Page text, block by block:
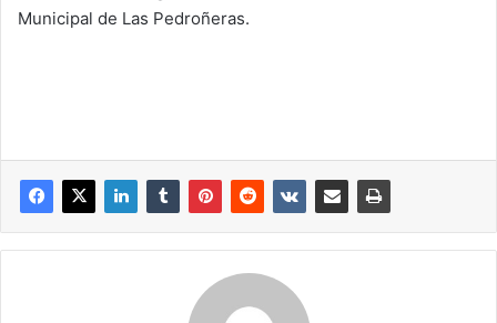
Municipal de Las Pedroñeras.